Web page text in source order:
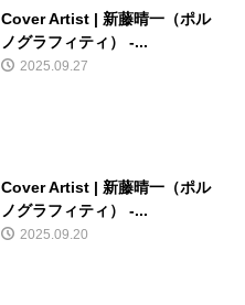
Cover Artist | 新藤晴一（ポル
ノグラフィティ） -...
2025.09.27
Cover Artist | 新藤晴一（ポル
ノグラフィティ） -...
2025.09.20